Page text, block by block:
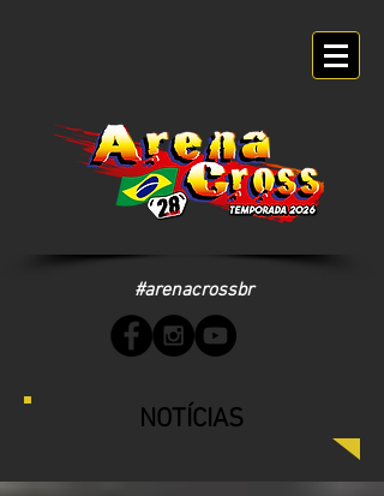
#arenacrossbr
NOTÍCIAS